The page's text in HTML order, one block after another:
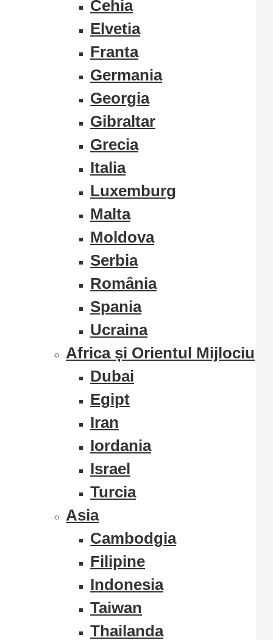
Cehia
Elvetia
Franta
Germania
Georgia
Gibraltar
Grecia
Italia
Luxemburg
Malta
Moldova
Serbia
România
Spania
Ucraina
Africa și Orientul Mijlociu
Dubai
Egipt
Iran
Iordania
Israel
Turcia
Asia
Cambodgia
Filipine
Indonesia
Taiwan
Thailanda